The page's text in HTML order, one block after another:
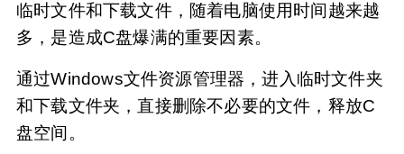
临时文件和下载文件，随着电脑使用时间越来越
多，是造成C盘爆满的重要因素。
通过Windows文件资源管理器，进入临时文件夹
和下载文件夹，直接删除不必要的文件，释放C
盘空间。